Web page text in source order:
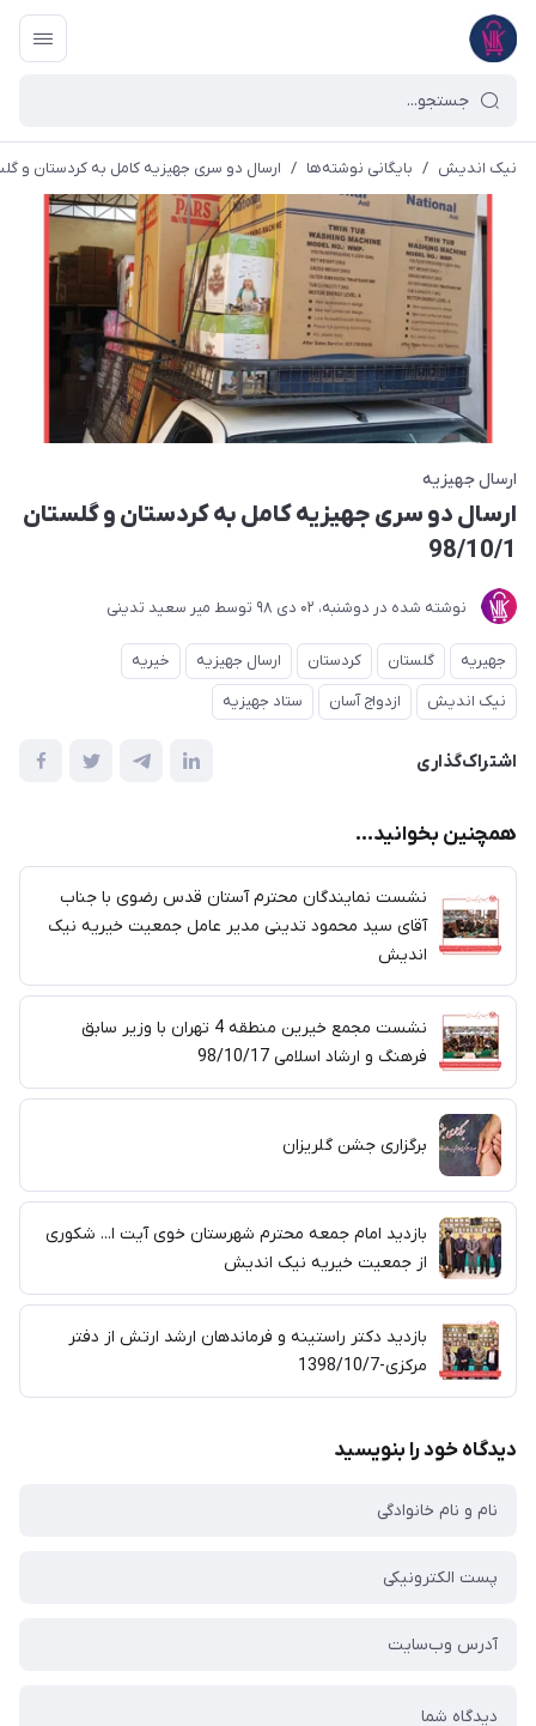
نیک اندیش / بایگانی نوشته‌ها / ارسال دو سری جهیزیه کامل به کردستان و گلستان
ارسال جهیزیه
ارسال دو سری جهیزیه کامل به کردستان و گلستان
98/10/1
نوشته شده در دوشنبه، 02 دی 98 توسط میر سعید تدینی
جهیریه گلستان کردستان ارسال جهیزیه
خیریه
نیک اندیش
ازدواج آسان ستاد جهیزیه
اشتراک‌گذاری
همچنین بخوانید...
نشست نمایندگان محترم آستان قدس رضوی با جناب
آقای سید محمود تدینی مدیر عامل جمعیت خیریه نیک
اندیش
نشست مجمع خیرین منطقه 4 تهران با وزیر سابق
فرهنگ و ارشاد اسلامی 98/10/17
برگزاری جشن گلریزان
بازدید امام جمعه محترم شهرستان خوی آیت ا... شکوری
از جمعیت خیریه نیک اندیش
بازدید دکتر راستینه و فرماندهان ارشد ارتش از دفتر
مرکزی-1398/10/7
دیدگاه خود را بنویسید